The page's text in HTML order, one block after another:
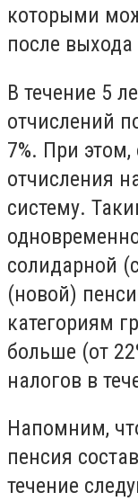
которыми
после
В течение 5
отчислений
7%. При
отчисления
систему.
солидарной
(новой)
категориям
больше (от
налогов в
Напомним,
пенсия
течение